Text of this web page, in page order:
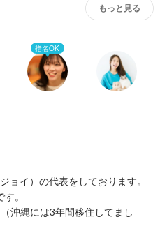
す。
心理的距離が縮まり、本当の
もっと見る
指名OK
ョイ）の代表をしております。
。
沖縄には3年間移住してまし